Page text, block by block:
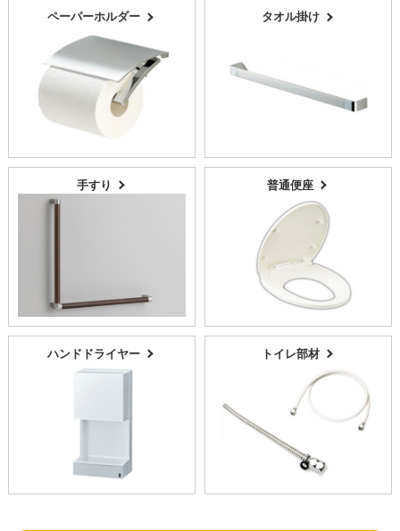
ペーパーホルダー タオル掛け
手すり 普通便座
ハンドドライヤー トイレ部材